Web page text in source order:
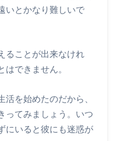
いとかなり難しいで
ることが出来なけれ
できません。
を始めたのだから、
ってみましょう。いつ
にいると彼にも迷惑が